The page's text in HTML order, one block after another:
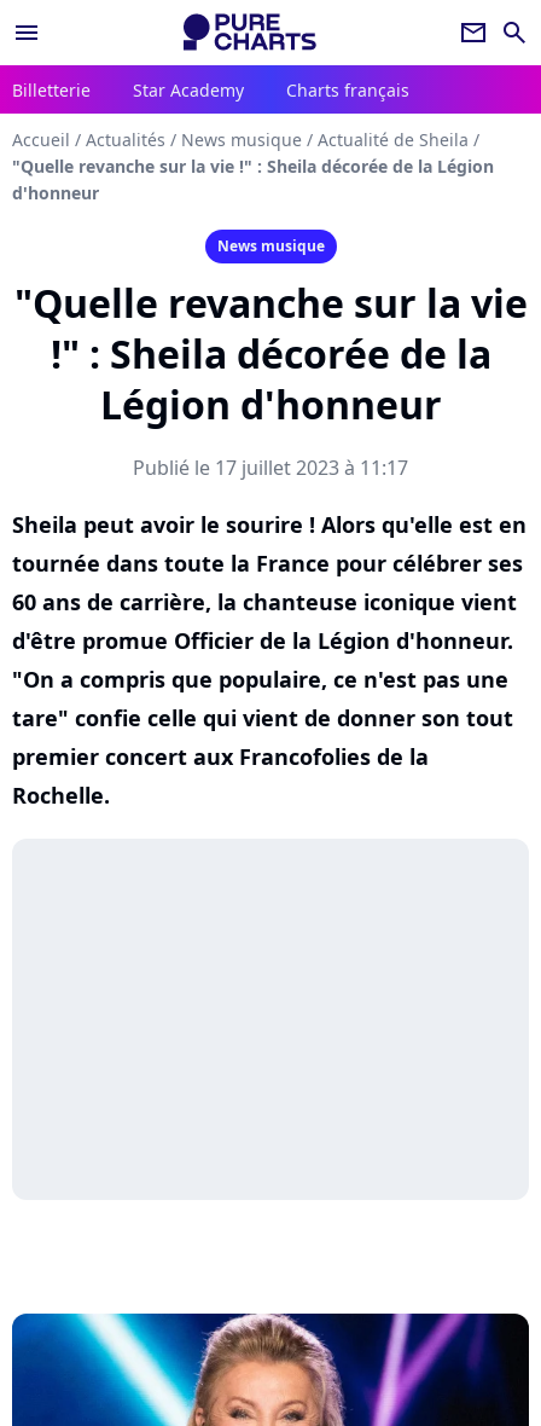
menu newsletter search
Billetterie Star Academy Charts français
Accueil / Actualités / News musique / Actualité de Sheila /
"Quelle revanche sur la vie !" : Sheila décorée de la Légion
d'honneur
News musique
"Quelle revanche sur la vie
!" : Sheila décorée de la
Légion d'honneur
Publié le 17 juillet 2023 à 11:17
Sheila peut avoir le sourire ! Alors qu'elle est en
tournée dans toute la France pour célébrer ses
60 ans de carrière, la chanteuse iconique vient
d'être promue Officier de la Légion d'honneur.
"On a compris que populaire, ce n'est pas une
tare" confie celle qui vient de donner son tout
premier concert aux Francofolies de la
Rochelle.